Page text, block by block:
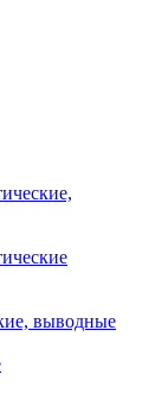
выводные